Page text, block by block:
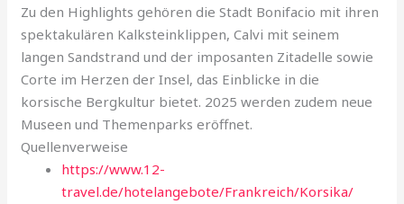
Zu den Highlights gehören die Stadt Bonifacio mit ihren
spektakulären Kalksteinklippen, Calvi mit seinem
langen Sandstrand und der imposanten Zitadelle sowie
Corte im Herzen der Insel, das Einblicke in die
korsische Bergkultur bietet. 2025 werden zudem neue
Museen und Themenparks eröffnet.
Quellenverweise
https://www.12-
travel.de/hotelangebote/Frankreich/Korsika/